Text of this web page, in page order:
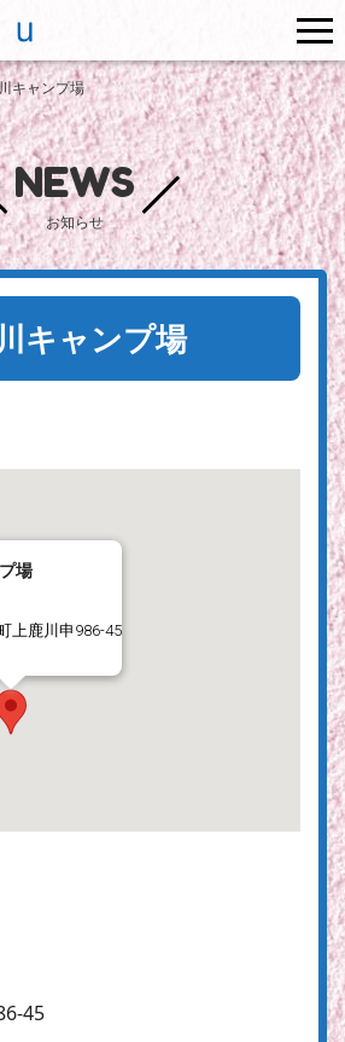
キャンプ場
NEWS
お知らせ
キャンプ場
場
上鹿川申986-45
45